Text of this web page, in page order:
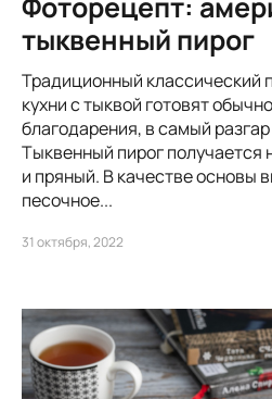
тыквенный пирог
Традиционный классический
кухни с тыквой готовят
благодарения, в самый
Тыквенный пирог
и пряный. В качестве основы
песочное...
31 октября, 2022